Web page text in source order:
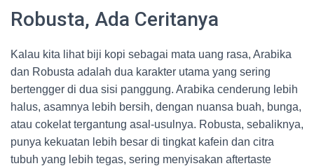
Robusta, Ada Ceritanya
Kalau kita lihat biji kopi sebagai mata uang rasa, Arabika
dan Robusta adalah dua karakter utama yang sering
bertengger di dua sisi panggung. Arabika cenderung lebih
halus, asamnya lebih bersih, dengan nuansa buah, bunga,
atau cokelat tergantung asal-usulnya. Robusta, sebaliknya,
punya kekuatan lebih besar di tingkat kafein dan citra
tubuh yang lebih tegas, sering menyisakan aftertaste